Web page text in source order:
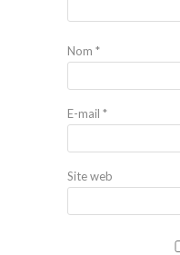
Nom *
E-mail *
Site web